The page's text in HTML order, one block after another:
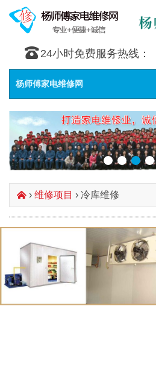
󰇯 24小时免费服务热线：
杨师傅家电维修网
󰄫 › 维修项目 › 冷库维修